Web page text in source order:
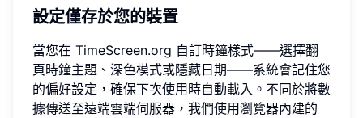
設定僅存於您的裝置
當您在 TimeScreen.org 自訂時鐘樣式——選擇翻
頁時鐘主題、深色模式或隱藏日期——系統會記住您
的偏好設定，確保下次使用時自動載入。不同於將數
據傳送至遠端雲端伺服器，我們使用瀏覽器內建的